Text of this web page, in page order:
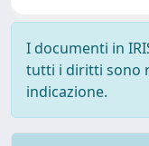
I documenti in
tutti i diritti sono
indicazione.